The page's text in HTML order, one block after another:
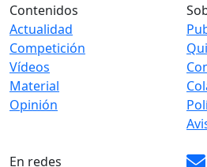
Contenidos
Actualidad
Competición
Vídeos
Material
Opinión
En redes